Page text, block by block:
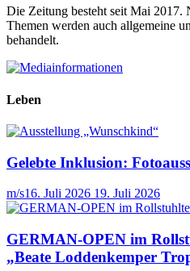
Die Zeitung besteht seit Mai 2017.
Themen werden auch allgemeine
behandelt.
Leben
Gelebte Inklusion:
m/s16. Juli 2026 19. Juli 2026
GERMAN-OPEN im
„Beate Loddenkemper